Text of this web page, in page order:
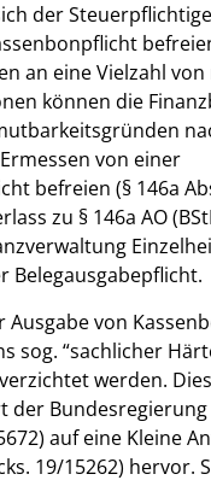
der
an eine Vielzahl
können die
von einer
befreien (§ 146a
zu § 146a AO
Belegausgabepflicht.
Ausgabe von
sog. “sachlicher
werden.
der Bundesregierung
auf eine Kleine
19/15262) hervor.